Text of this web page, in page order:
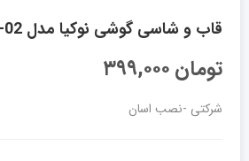
قاب و شاسی گوشی نوکیا مدل X3-02
۳۹۹,۰۰۰تومان
شرکتی -نصب اسان